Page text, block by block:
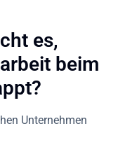
es,
beim
Unternehmen